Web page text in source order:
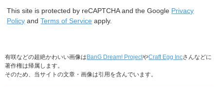
This site is protected by reCAPTCHA and the Google Privacy
Policy andTerms of Service apply.
有咲などの超絶かわいい画像は BanG Dream! ProjectやCraft Egg Incさんなどに
著作権は帰属します。
そのため、当サイトの文章・画像は引用を含んでいます。